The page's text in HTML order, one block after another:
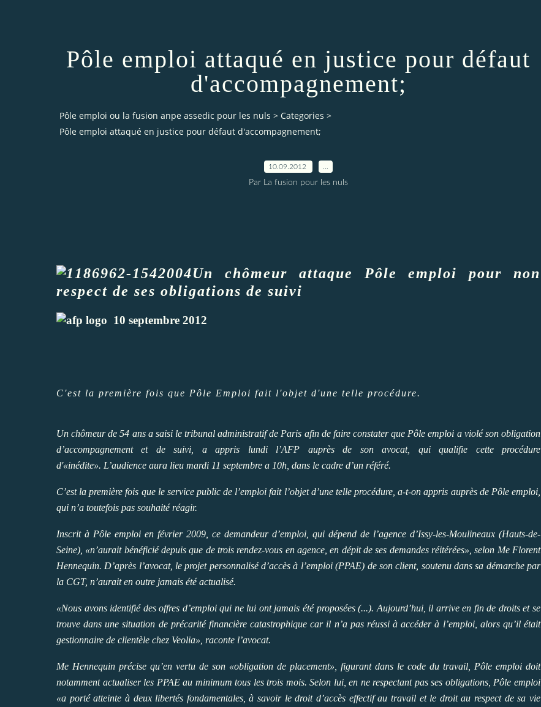
Pôle emploi attaqué en justice pour défaut
d'accompagnement;
Pôle emploi ou la fusion anpe assedic pour les nuls > Categories >
Pôle emploi attaqué en justice pour défaut d'accompagnement;
10.09.2012
Par La fusion pour les nuls
Un chômeur attaque Pôle emploi pour non
respect de ses obligations de suivi
10 septembre 2012
C'est la première fois que Pôle Emploi fait l'objet d'une telle procédure.
Un chômeur de 54 ans a saisi le tribunal administratif de Paris afin de faire constater que Pôle emploi a violé son obligation
d’accompagnement et de suivi, a appris lundi l’AFP auprès de son avocat, qui qualifie cette procédure
d'«inédite». L’audience aura lieu mardi 11 septembre a 10h, dans le cadre d’un référé.
C’est la première fois que le service public de l’emploi fait l’objet d’une telle procédure, a-t-on appris auprès de Pôle emploi,
qui n’a toutefois pas souhaité réagir.
Inscrit à Pôle emploi en février 2009, ce demandeur d’emploi, qui dépend de l’agence d’Issy-les-Moulineaux (Hauts-de-
Seine), «n’aurait bénéficié depuis que de trois rendez-vous en agence, en dépit de ses demandes réitérées», selon Me Florent
Hennequin. D’après l’avocat, le projet personnalisé d’accès à l’emploi (PPAE) de son client, soutenu dans sa démarche par
la CGT, n’aurait en outre jamais été actualisé.
«Nous avons identifié des offres d’emploi qui ne lui ont jamais été proposées (...). Aujourd’hui, il arrive en fin de droits et se
trouve dans une situation de précarité financière catastrophique car il n’a pas réussi à accéder à l’emploi, alors qu’il était
gestionnaire de clientèle chez Veolia», raconte l’avocat.
Me Hennequin précise qu’en vertu de son «obligation de placement», figurant dans le code du travail, Pôle emploi doit
notamment actualiser les PPAE au minimum tous les trois mois. Selon lui, en ne respectant pas ses obligations, Pôle emploi
«a porté atteinte à deux libertés fondamentales, à savoir le droit d’accès effectif au travail et le droit au respect de sa vie